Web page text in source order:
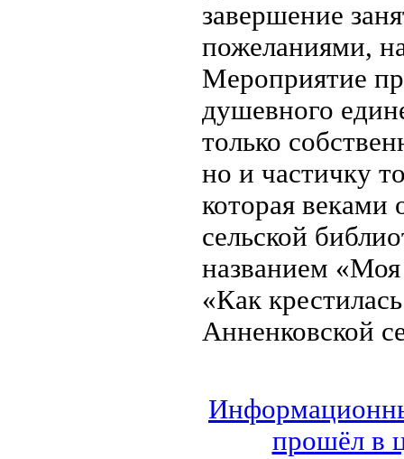
завершение
пожеланиями,
Мероприятие
душевного
только
но и частичку
которая
сельской
названием «Моя
«Как
Анненковской
прошёл в